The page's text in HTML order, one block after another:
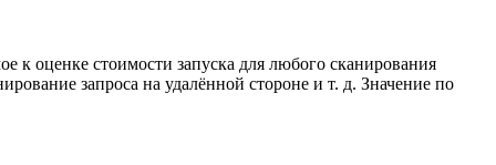
к оценке стоимости запуска для любого сканирования
запроса на удалённой стороне и т. д. Значение по